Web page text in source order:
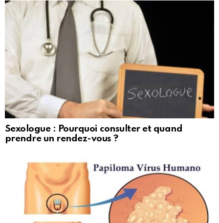
Sexologue : Pourquoi consulter et quand
prendre un rendez-vous ?